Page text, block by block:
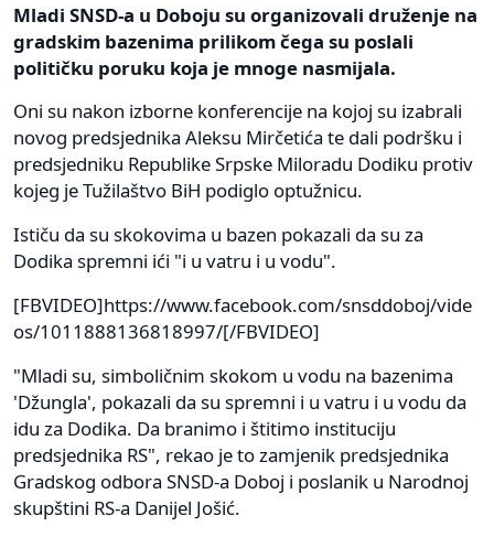
Mladi SNSD-a u Doboju su organizovali druženje na
gradskim bazenima prilikom čega su poslali
političku poruku koja je mnoge nasmijala.
Oni su nakon izborne konferencije na kojoj su izabrali
novog predsjednika Aleksu Mirčetića te dali podršku i
predsjedniku Republike Srpske Miloradu Dodiku protiv
kojeg je Tužilaštvo BiH podiglo optužnicu.
Ističu da su skokovima u bazen pokazali da su za
Dodika spremni ići "i u vatru i u vodu".
[FBVIDEO]https://www.facebook.com/snsddoboj/vide
os/1011888136818997/[/FBVIDEO]
"Mladi su, simboličnim skokom u vodu na bazenima
'Džungla', pokazali da su spremni i u vatru i u vodu da
idu za Dodika. Da branimo i štitimo instituciju
predsjednika RS", rekao je to zamjenik predsjednika
Gradskog odbora SNSD-a Doboj i poslanik u Narodnoj
skupštini RS-a Danijel Jošić.